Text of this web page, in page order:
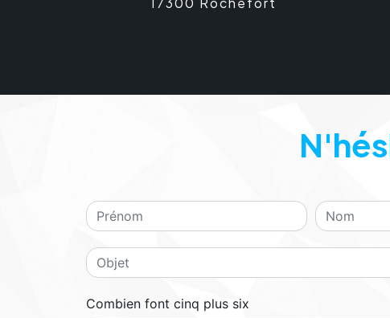
Combien font cinq plus six